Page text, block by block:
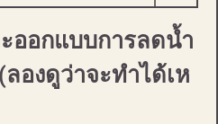
ออกแบบการลดน้ำ
องดูว่าจะทำได้เห